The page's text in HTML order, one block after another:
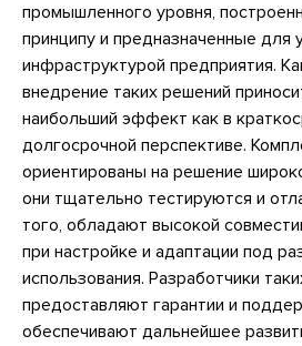
промышленного уровня,
принципу и предназначенные для
инфраструктурой предприятия.
внедрение таких решений
наибольший эффект как в
долгосрочной перспективе.
ориентированы на решение
они тщательно тестируются и
того, обладают высокой
при настройке и адаптации под
использования. Разработчики
предоставляют гарантии и
обеспечивают дальнейшее